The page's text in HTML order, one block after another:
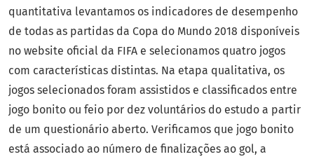
quantitativa levantamos os indicadores de desempenho
de todas as partidas da Copa do Mundo 2018 disponíveis
no website oficial da FIFA e selecionamos quatro jogos
com características distintas. Na etapa qualitativa, os
jogos selecionados foram assistidos e classificados entre
jogo bonito ou feio por dez voluntários do estudo a partir
de um questionário aberto. Verificamos que jogo bonito
está associado ao número de finalizações ao gol, a